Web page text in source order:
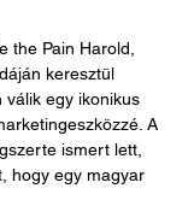
the Pain Harold,
keresztül
egy ikonikus
A
ismert lett,
hogy egy magyar